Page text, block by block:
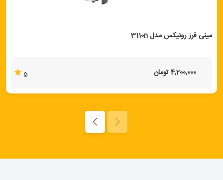
مینی فرز رونیکس مدل 3110n
4,200,000 تومان 5